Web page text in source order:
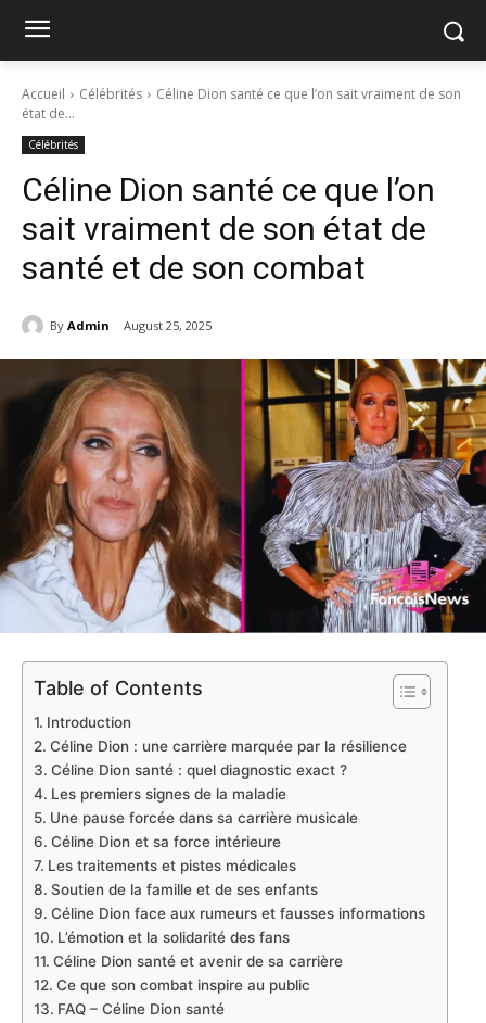
Accueil Célébrités
Céline Dion santé ce que l’on sait vraiment de son
état de...
Célébrités
Céline Dion santé ce que l’on
sait vraiment de son état de
santé et de son combat
By Admin August 25, 2025
Table of Contents
Introduction
Céline Dion : une carrière marquée par la résilience
Céline Dion santé : quel diagnostic exact ?
Les premiers signes de la maladie
Une pause forcée dans sa carrière musicale
Céline Dion et sa force intérieure
Les traitements et pistes médicales
Soutien de la famille et de ses enfants
Céline Dion face aux rumeurs et fausses informations
L’émotion et la solidarité des fans
Céline Dion santé et avenir de sa carrière
Ce que son combat inspire au public
FAQ – Céline Dion santé